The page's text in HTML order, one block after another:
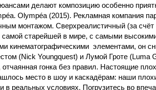
делают композицию особенно
Olympéa (2015). Рекламная компания
монтажом. Сверхреалистичный (за счёт
старейшей в мире, с самыми
элементами, он
(Nick Youngquest) и Лумой Гроте (Luma
гонка без правил. Настоящие
место в шоу и каскадёрам: наши
в реальных условиях. Погрузитесь во